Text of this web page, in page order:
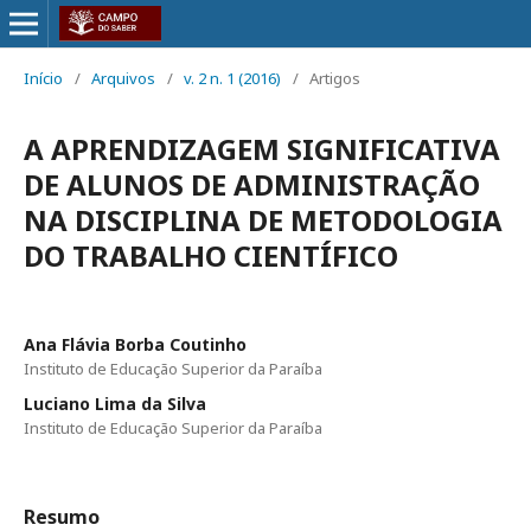
Início / Arquivos / v. 2 n. 1 (2016) / Artigos
A APRENDIZAGEM SIGNIFICATIVA
DE ALUNOS DE ADMINISTRAÇÃO
NA DISCIPLINA DE METODOLOGIA
DO TRABALHO CIENTÍFICO
Ana Flávia Borba Coutinho
Instituto de Educação Superior da Paraíba
Luciano Lima da Silva
Instituto de Educação Superior da Paraíba
Resumo